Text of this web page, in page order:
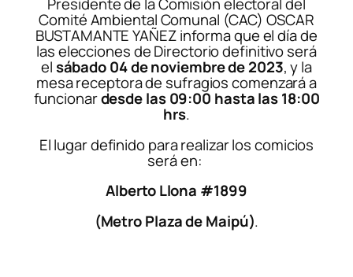
Comité Ambiental Comunal (CAC)OSCAR
BUSTAMANTE YAÑEZinforma que el día de
las elecciones de Directorio definitivo será
elsábado 04 de noviembre de 2023, y la
mesa receptora de sufragios comenzará a
funcionardesde las 09:00 hasta las 18:00
hrs.
El lugar definido para realizar los comicios
será en:
Alberto Llona #1899
(Metro Plaza de Maipú).